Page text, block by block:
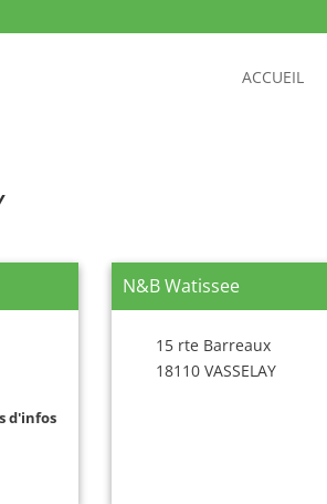
ACCUEIL
d'infos
N&B Watissee
15 rte Barreaux
18110 VASSELAY